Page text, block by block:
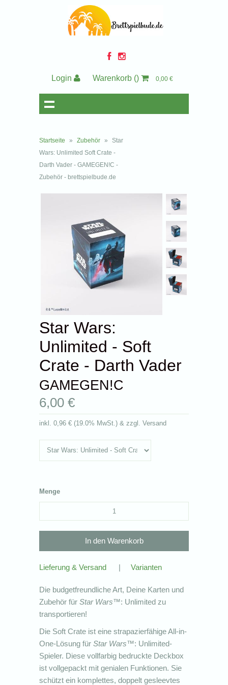
Login Warenkorb () 0,00 €
Startseite » Zubehör »
Star
Wars: Unlimited Soft Crate -
Darth Vader - GAMEGEN!C -
Zubehör - brettspielbude.de
Star Wars:
Unlimited - Soft
Crate - Darth Vader
GAMEGEN!C
6,00 €
inkl.0,96 € (19.0% MwSt.) & zzgl. Versand
Menge
Lieferung & Versand | Varianten
Die budgetfreundliche Art, Deine Karten und
Zubehör fürStar Wars™: Unlimited zu
transportieren!
Die Soft Crate ist eine strapazierfähige All-in-
One-Lösung fürStar Wars™: Unlimited-
Spieler. Diese vollfarbig bedruckte Deckbox
ist vollgepackt mit genialen Funktionen. Sie
schützt ein komplettes, doppelt gesleevtes